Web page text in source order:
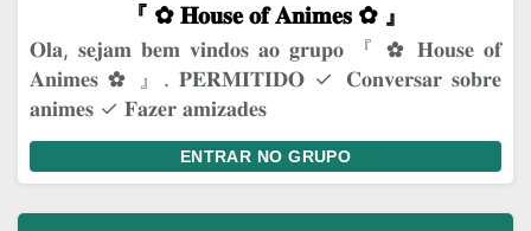
『 ✿⁠ 𝐇𝐨𝐮𝐬𝐞 𝐨𝐟 𝐀𝐧𝐢𝐦𝐞𝐬 ✿⁠ 』
𝐎𝐥𝐚, 𝐬𝐞𝐣𝐚𝐦 𝐛𝐞𝐦 𝐯𝐢𝐧𝐝𝐨𝐬 𝐚𝐨 𝐠𝐫𝐮𝐩𝐨 『 ✿⁠ 𝐇𝐨𝐮𝐬𝐞 𝐨𝐟
𝐀𝐧𝐢𝐦𝐞𝐬 ✿⁠ 』. 𝐏𝐄𝐑𝐌𝐈𝐓𝐈𝐃𝐎 ✓ 𝐂𝐨𝐧𝐯𝐞𝐫𝐬𝐚𝐫 𝐬𝐨𝐛𝐫𝐞
𝐚𝐧𝐢𝐦𝐞𝐬 ✓ 𝐅𝐚𝐳𝐞𝐫 𝐚𝐦𝐢𝐳𝐚𝐝𝐞𝐬
ENTRAR NO GRUPO